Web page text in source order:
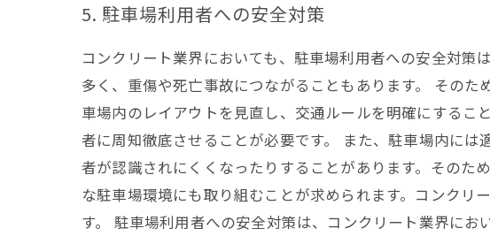
5. 駐車場利用者への安全対策
コンクリート業界においても、駐車場利用者への安全対
多く、重傷や死亡事故につながることもあります。 その
車場内のレイアウトを見直し、交通ルールを明確にする
者に周知徹底させることが必要です。 また、駐車場内に
者が認識されにくくなったりすることがあります。そのた
な駐車場環境にも取り組むことが求められます。コンクリ
す。 駐車場利用者への安全対策は、コンクリート業界に